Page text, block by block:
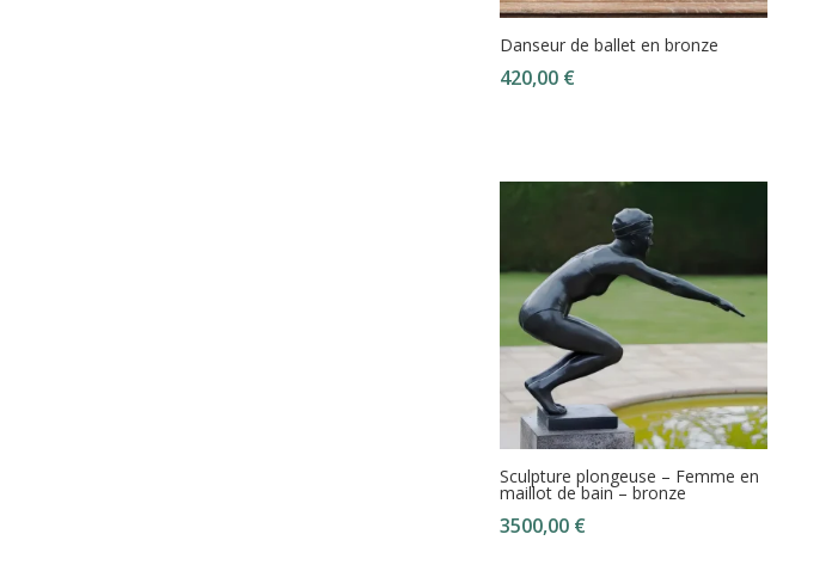
Danseur de ballet en bronze
420,00 €
Sculpture plongeuse – Femme en
maillot de bain – bronze
3500,00 €